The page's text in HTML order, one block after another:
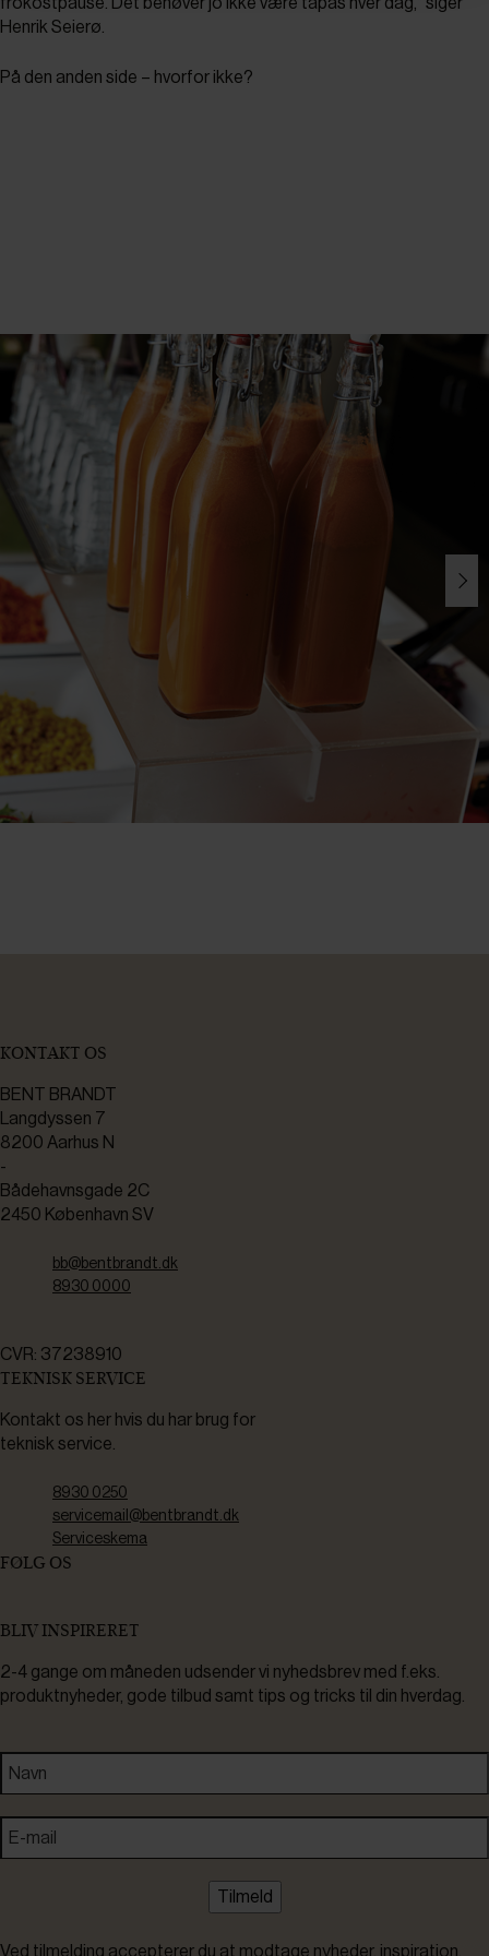
Henrik Seierø.
På den anden side – hvorfor ikke?
KONTAKT OS
BENT BRANDT
Langdyssen 7
8200 Aarhus N
-
Bådehavnsgade 2C
2450 København SV
bb@bentbrandt.dk
8930 0000
CVR: 37238910
TEKNISK SERVICE
Kontakt os her hvis du har brug for
teknisk service.
8930 0250
servicemail@bentbrandt.dk
Serviceskema
FØLG OS
BLIV INSPIRERET
2-4 gange om måneden udsender vi nyhedsbrev med f.eks.
produktnyheder, gode tilbud samt tips og tricks til din hverdag.
Tilmeld
Ved tilmelding accepterer du at modtage nyheder, inspiration,